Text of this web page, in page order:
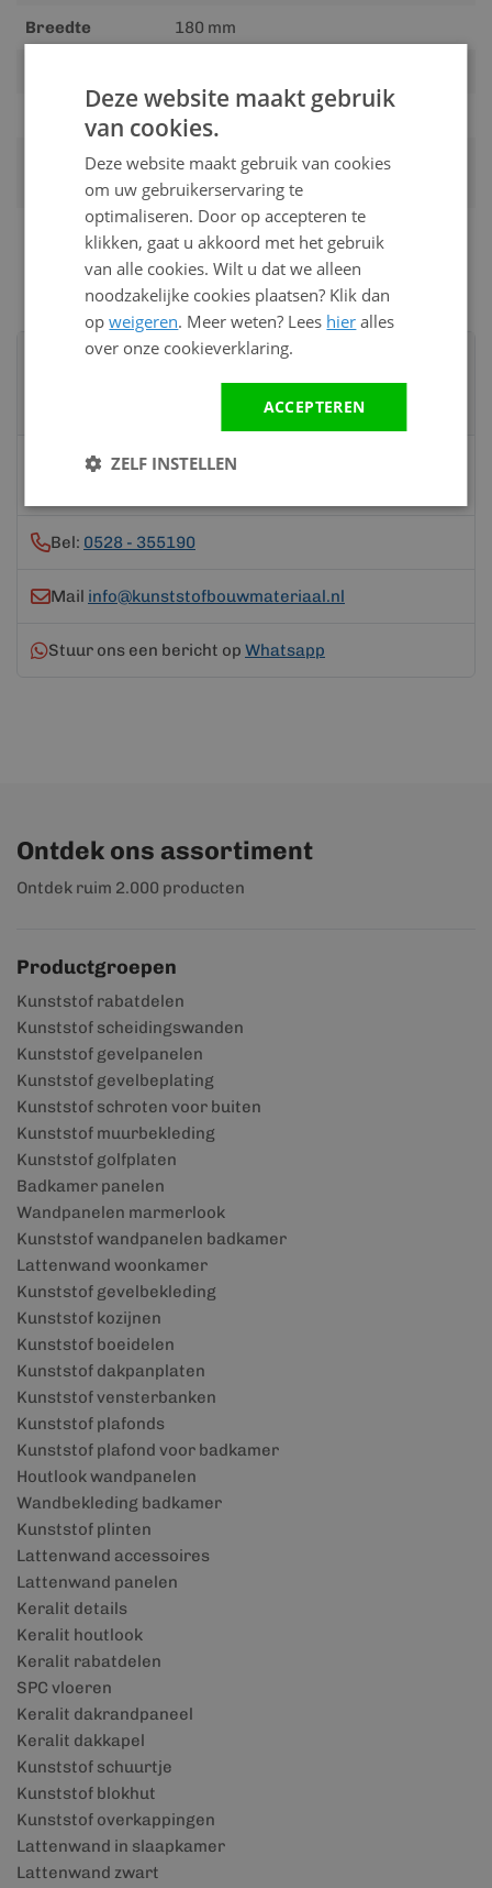
Breedte 180 mm
fijne nerfstructuur
Montage door
Op aanvraag per e-mail, telefoon of
offerte
Advies nodig?
Neem contact op met een van onze
Vandaag bereikbaar
Bel: 0528 - 355190
Mail info@kunststofbouwmateriaal.nl
Stuur ons een bericht op Whatsapp
Ontdek ons assortiment
Ontdek ruim 2.000 producten
Productgroepen
Kunststof rabatdelen
Kunststof scheidingswanden
Kunststof gevelpanelen
Kunststof gevelbeplating
Kunststof schroten voor buiten
Kunststof muurbekleding
Kunststof golfplaten
Badkamer panelen
Wandpanelen marmerlook
Kunststof wandpanelen badkamer
Lattenwand woonkamer
Kunststof gevelbekleding
Kunststof kozijnen
Kunststof boeidelen
Kunststof dakpanplaten
Kunststof vensterbanken
Kunststof plafonds
Kunststof plafond voor badkamer
Houtlook wandpanelen
Wandbekleding badkamer
Kunststof plinten
Lattenwand accessoires
Lattenwand panelen
Keralit details
Keralit houtlook
Keralit rabatdelen
SPC vloeren
Keralit dakrandpaneel
Keralit dakkapel
Kunststof schuurtje
Kunststof blokhut
Kunststof overkappingen
Lattenwand in slaapkamer
Lattenwand zwart
Deze website maakt gebruik
van cookies.
Deze website maakt gebruik van cookies
om uw gebruikerservaring te
optimaliseren. Door op accepteren te
klikken, gaat u akkoord met het gebruik
van alle cookies. Wilt u dat we alleen
noodzakelijke cookies plaatsen? Klik dan
opweigeren. Meer weten? Lees hier alles
over onze cookieverklaring.
ACCEPTEREN
ZELF INSTELLEN